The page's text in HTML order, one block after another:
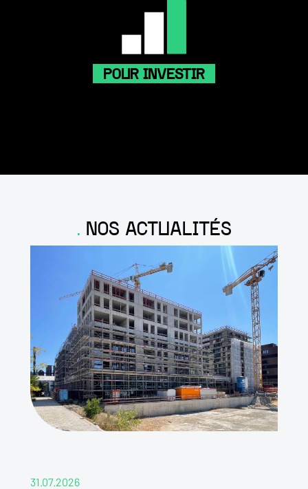
POUR INVESTIR
NOS ACTUALITÉS
31.07.2026